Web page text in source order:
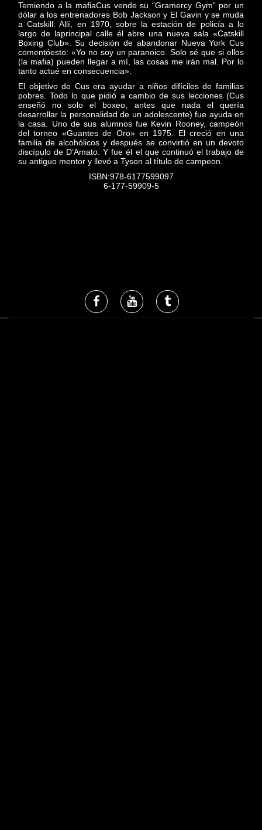
Temiendo a la mafiaCus vende su “Gramercy Gym” por un
dólar a los entrenadores Bob Jackson y El Gavin y se muda
a Catskill. Allí, en 1970, sobre la estación de policía a lo
largo de laprincipal calle él abre una nueva sala «Catskill
Boxing Club». Su decisión de abandonar Nueva York Cus
comentóesto: «Yo no soy un paranoico. Solo sé que si ellos
(la mafia) pueden llegar a mí, las cosas me irán mal. Por lo
tanto actué en consecuencia».
El objetivo de Cus era ayudar a niños difíciles de familias
pobres. Todo lo que pidió a cambio de sus lecciones (Cus
enseñó no solo el boxeo, antes que nada el quería
desarrollar la personalidad de un adolescente) fue ayuda en
la casa. Uno de sus alumnos fue Kevin Rooney, campeón
del torneo «Guantes de Oro» en 1975. El creció en una
familia de alcohólicos y después se convirtió en un devoto
discípulo de D’Amato. Y fue él el que continuó el trabajo de
su antiguo mentor y llevó a Tyson al título de campeon.
ISBN:978-6177599097
6-177-59909-5